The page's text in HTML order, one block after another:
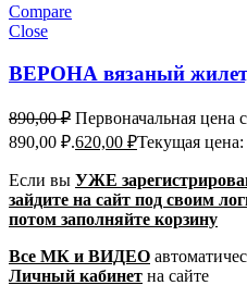
Compare
Close
ВЕРОНА вязаный жилет,
890,00₽ Первоначальная цена
890,00 ₽.620,00 ₽Текущая
Если вы УЖЕ
зайдите на сайт под своим
потом заполняйте корзину
Все МК и ВИДЕО
Личный кабинет на сайте